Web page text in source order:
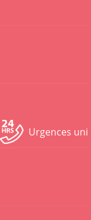
Urgences